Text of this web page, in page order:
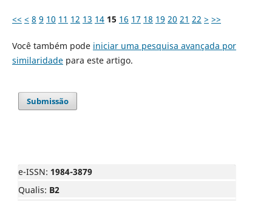
<< < 8 9 10 11 12 13 14 15 16 17 18 19 20 21 22 > >>
Você também pode iniciar uma pesquisa avançada por
similaridadepara este artigo.
Submissão
e-ISSN: 1984-3879
Qualis: B2